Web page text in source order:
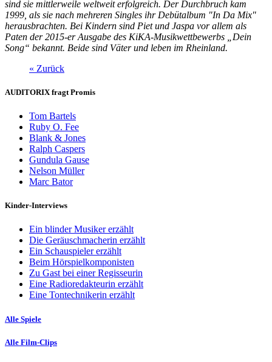
sind sie mittlerweile weltweit erfolgreich. Der Durchbruch kam
1999, als sie nach mehreren Singles ihr Debütalbum "In Da Mix"
herausbrachten. Bei Kindern sind Piet und Jaspa vor allem als
Paten der 2015-er Ausgabe des KiKA-Musikwettbewerbs „Dein
Song“ bekannt. Beide sind Väter und leben im Rheinland.
« Zurück
AUDITORIX fragt Promis
Tom Bartels
Ruby O. Fee
Blank & Jones
Ralph Caspers
Gundula Gause
Nelson Müller
Marc Bator
Kinder-Interviews
Ein blinder Musiker erzählt
Die Geräuschmacherin erzählt
Ein Schauspieler erzählt
Beim Hörspielkomponisten
Zu Gast bei einer Regisseurin
Eine Radioredakteurin erzählt
Eine Tontechnikerin erzählt
Alle Spiele
Alle Film-Clips